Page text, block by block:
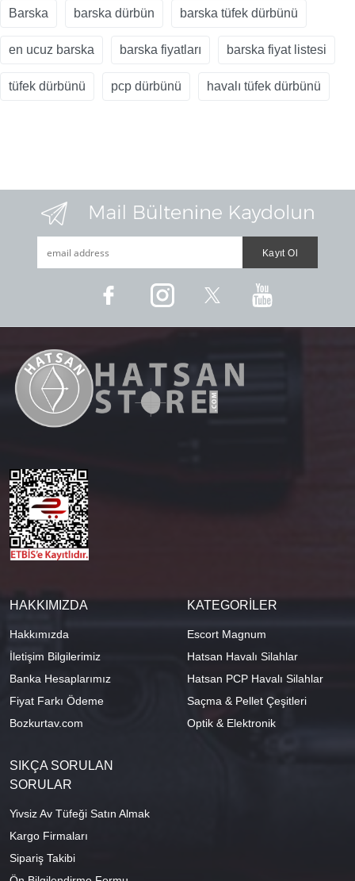
Barska barska dürbün barska tüfek dürbünü
en ucuz barska barska fiyatları barska fiyat listesi
tüfek dürbünü pcp dürbünü havalı tüfek dürbünü
HAKKIMIZDA
Hakkımızda
İletişim Bilgilerimiz
Banka Hesaplarımız
Fiyat Farkı Ödeme
Bozkurtav.com
KATEGORİLER
Escort Magnum
Hatsan Havalı Silahlar
Hatsan PCP Havalı Silahlar
Saçma & Pellet Çeşitleri
Optik & Elektronik
SIKÇA SORULAN
SORULAR
Yivsiz Av Tüfeği Satın Almak
Kargo Firmaları
Sipariş Takibi